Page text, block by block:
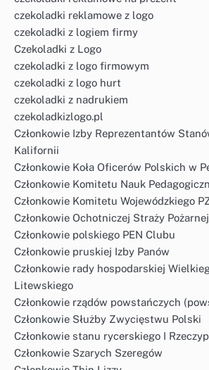
czekoladki reklamowe z logo
czekoladki z logiem firmy
Czekoladki z Logo
czekoladki z logo firmowym
czekoladki z logo hurt
czekoladki z nadrukiem
czekoladkizlogo.pl
Członkowie Izby Reprezentantów
Kalifornii
Członkowie Koła Oficerów Polskich w
Członkowie Komitetu Nauk
Członkowie Komitetu Wojewódzkiego
Członkowie Ochotniczej Straży Pożarnej
Członkowie polskiego PEN Clubu
Członkowie pruskiej Izby Panów
Członkowie rady hospodarskiej
Litewskiego
Członkowie rządów powstańczych
Członkowie Służby Zwycięstwu Polski
Członkowie stanu rycerskiego I
Członkowie Szarych Szeregów